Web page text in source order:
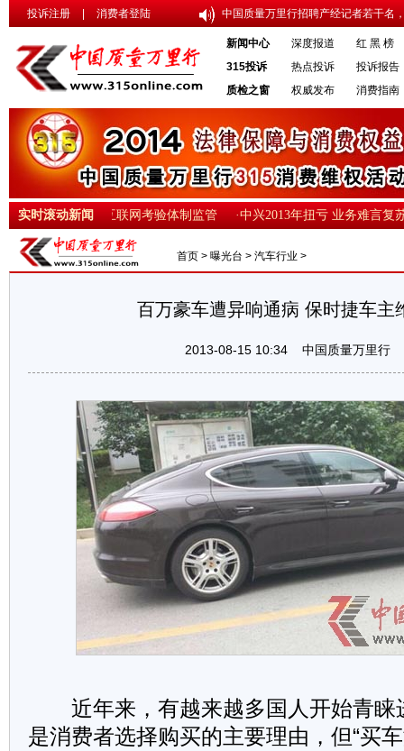
投诉注册 消费者登陆 中国质量万里行招聘产经记者若干
新闻中心 深度报道
红 黑 榜
315投诉
热点投诉
投诉报告
质检之窗
权威发布 消费指南
实时滚动新闻
的真假智能 ·互联网考验体制监管 ·中兴2013年扭亏 业务难言复苏
首页 > 曝光台 > 汽车行业 >
百万豪车遭异响通病 保时捷车主
2013-08-15 10:34 中国质量万里行
近年来，有越来越多国人开始青睐
是消费者选择购买的主要理由，但“买